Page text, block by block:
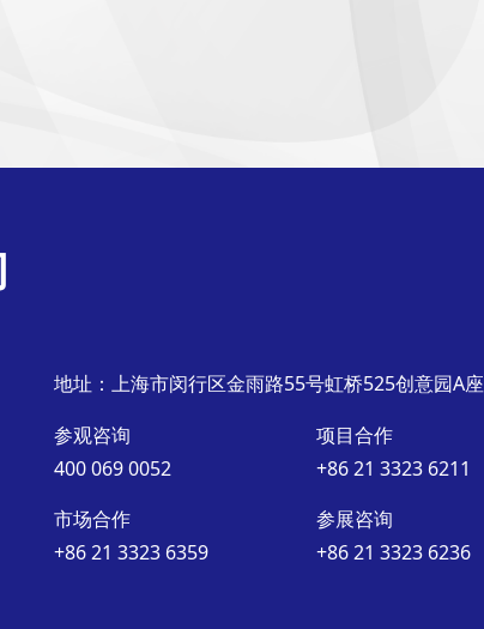
地址：上海市闵行区金雨路55号虹桥525创意园A座
参观咨询
400 069 0052
项目合作
+86 21 3323 6211
市场合作
+86 21 3323 6359
参展咨询
+86 21 3323 6236